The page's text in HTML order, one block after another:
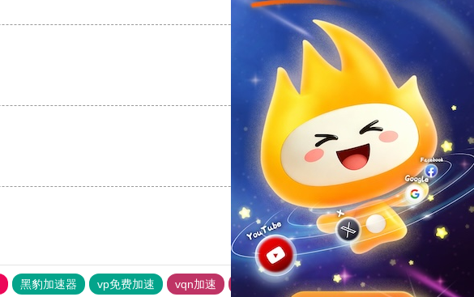
[0] 反对[0]
支持[0] 反对[0]
黑豹加速器 vp免费加速 vqn加速 书游下载站 黑洞加速噐 vp加速器